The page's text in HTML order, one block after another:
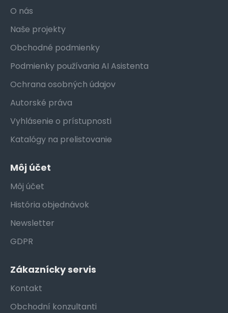
O nás
Naše projekty
Obchodné podmienky
Podmienky používania AI Asistenta
Ochrana osobných údajov
Autorské práva
Vyhlásenie o prístupnosti
Katalógy na prelistovanie
Môj účet
Môj účet
História objednávok
Newsletter
GDPR
Zákaznícky servis
Kontakt
Obchodní konzultanti